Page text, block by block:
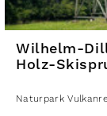
Wilhelm-
Holz-
Naturpark